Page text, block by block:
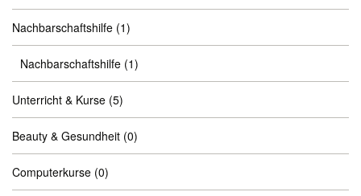
Nachbarschaftshilfe (1)
Nachbarschaftshilfe (1)
Unterricht & Kurse (5)
Beauty & Gesundheit (0)
Computerkurse (0)